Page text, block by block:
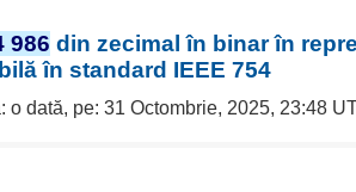
986 din zecimal în binar în
în standard IEEE 754
o dată, pe: 31 Octombrie, 2025, 23:48